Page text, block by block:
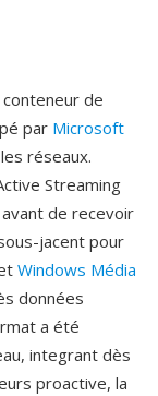
conteneur de
par Microsoft
réseaux.
Streaming
de recevoir
jacent pour
Windows Média
données
a été
integrant dès
proactive, la